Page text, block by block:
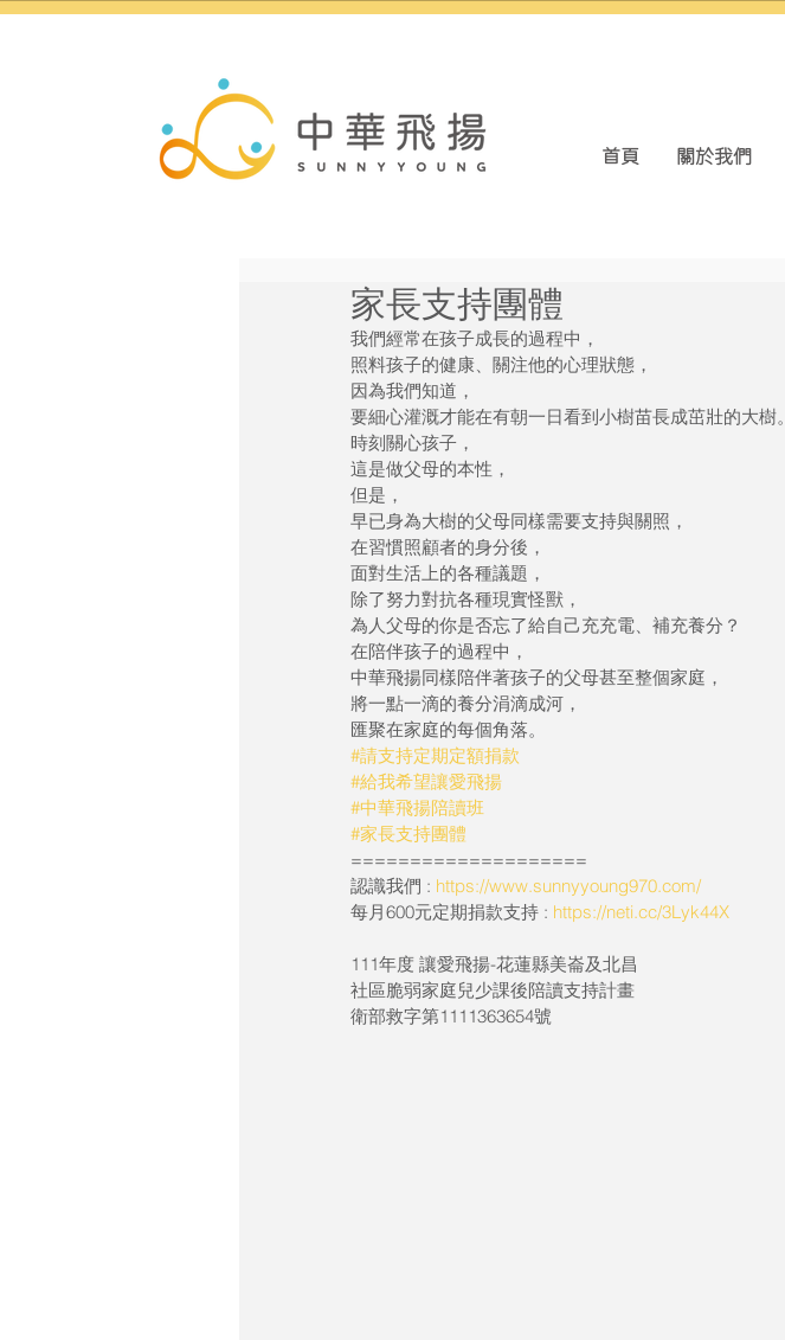
首頁 關於我們
家長支持團體
我們經常在孩子成長的過程中，
照料孩子的健康、關注他的心理狀態，
因為我們知道，
要細心灌溉才能在有朝一日看到小樹苗長成茁壯的大樹。
時刻關心孩子，
這是做父母的本性，
但是，
早已身為大樹的父母同樣需要支持與關照，
在習慣照顧者的身分後，
面對生活上的各種議題，
除了努力對抗各種現實怪獸，
為人父母的你是否忘了給自己充充電、補充養分？
在陪伴孩子的過程中，
中華飛揚同樣陪伴著孩子的父母甚至整個家庭，
將一點一滴的養分涓滴成河，
匯聚在家庭的每個角落。
#請支持定期定額捐款
#給我希望讓愛飛揚
#中華飛揚陪讀班
#家長支持團體
====================
認識我們 : https://www.sunnyyoung970.com/
每月600元定期捐款支持 : https://neti.cc/3Lyk44X
111年度 讓愛飛揚-花蓮縣美崙及北昌
社區脆弱家庭兒少課後陪讀支持計畫
衛部救字第1111363654號